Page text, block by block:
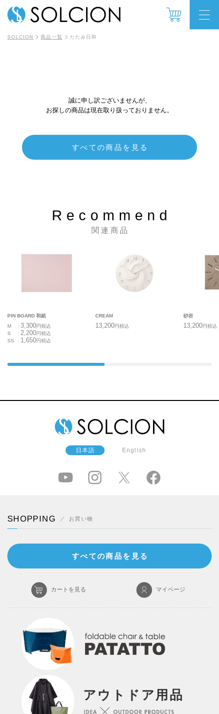
SOLCION 商品一覧 たたみ日和
誠に申し訳ございませんが、
お探しの商品は現在取り扱っておりません。
すべての商品を見る
Recommend
関連商品
PIN BOARD 和紙
M
3,300円税込
S
2,200円税込
SS
1,650円税込
CREAM
13,200円税込
砂岩
13,200円税込
カートへ移動する
日本語 English
SHOPPING お買い物
すべての商品を見る
カートを見る マイページ
アウトドア用品